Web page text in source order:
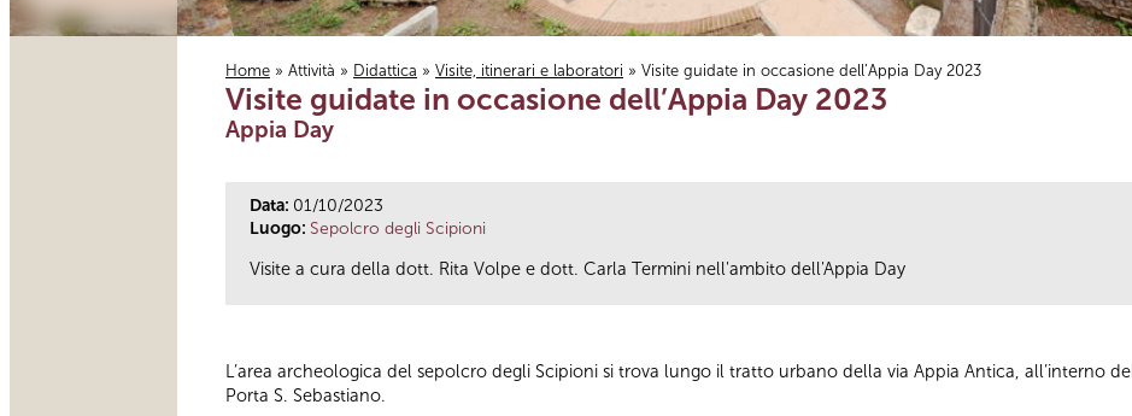
Tu sei qui
Home » Attività » Didattica » Visite, itinerari e laboratori » Visite guidate in occasione dell’Appia Day 2023
Visite guidate in occasione dell’Appia Day 2023
Appia Day
Data: 01/10/2023
Luogo: Sepolcro degli Scipioni
Visite a cura della dott. Rita Volpe e dott. Carla Termini nell'ambito dell'Appia Day
L’area archeologica del sepolcro degli Scipioni si trova lungo il tratto urbano della via Appia Antica, all’interno
Porta S. Sebastiano.